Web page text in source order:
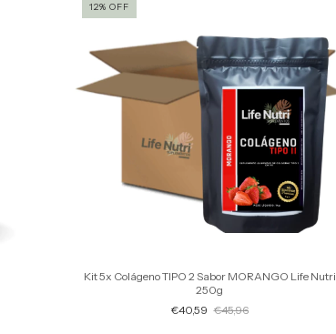
12% OFF
Kit 5x Colágeno TIPO 2 Sabor MORANGO Life Nutri
250g
€40,59 €45,96